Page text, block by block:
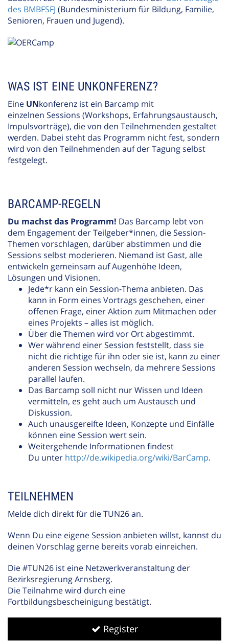
des BMBFSFJ (Bundesministerium für Bildung, Familie,
Senioren, Frauen und Jugend).
WAS IST EINE UNKONFERENZ?
Eine UNkonferenz ist ein Barcamp mit
einzelnen Sessions (Workshops, Erfahrungsaustausch,
Impulsvorträge), die von den Teilnehmenden gestaltet
werden. Dabei steht das Programm nicht fest, sondern
wird von den Teilnehmenden auf der Tagung selbst
festgelegt.
BARCAMP-REGELN
Du machst das Programm! Das Barcamp lebt von
dem Engagement der Teilgeber*innen, die Session-
Themen vorschlagen, darüber abstimmen und die
Sessions selbst moderieren. Niemand ist Gast, alle
entwickeln gemeinsam auf Augenhöhe Ideen,
Lösungen und Visionen.
Jede*r kann ein Session-Thema anbieten. Das
kann in Form eines Vortrags geschehen, einer
offenen Frage, einer Aktion zum Mitmachen oder
eines Projekts – alles ist möglich.
Über die Themen wird vor Ort abgestimmt.
Wer während einer Session feststellt, dass sie
nicht die richtige für ihn oder sie ist, kann zu einer
anderen Session wechseln, da mehrere Sessions
parallel laufen.
Das Barcamp soll nicht nur Wissen und Ideen
vermitteln, es geht auch um Austausch und
Diskussion.
Auch unausgereifte Ideen, Konzepte und Einfälle
können eine Session wert sein.
Weitergehende Informationen findest
Du unter http://de.wikipedia.org/wiki/BarCamp.
TEILNEHMEN
Melde dich direkt für die TUN26 an.
Wenn Du eine eigene Session anbieten willst, kannst du
deinen Vorschlag gerne bereits vorab einreichen.
Die #TUN26 ist eine Netzwerkveranstaltung der
Bezirksregierung Arnsberg.
Die Teilnahme wird durch eine
Fortbildungsbescheinigung bestätigt.
Register